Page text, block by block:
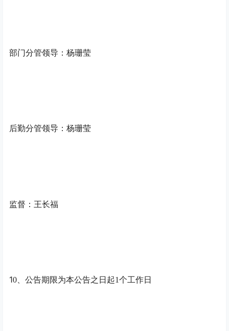
部门分管领导：杨珊莹
后勤分管领导：杨珊莹
监督：王长福
10、公告期限为本公告之日起1个工作日